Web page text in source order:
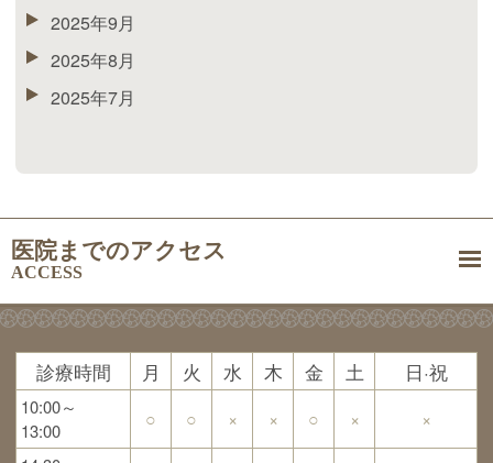
2025年9月
2025年8月
2025年7月
医院までのアクセス
ACCESS
診療時間 月 火 水 木 金 土 日·祝
10:00～
13:00
○ ○ × × ○ × ×